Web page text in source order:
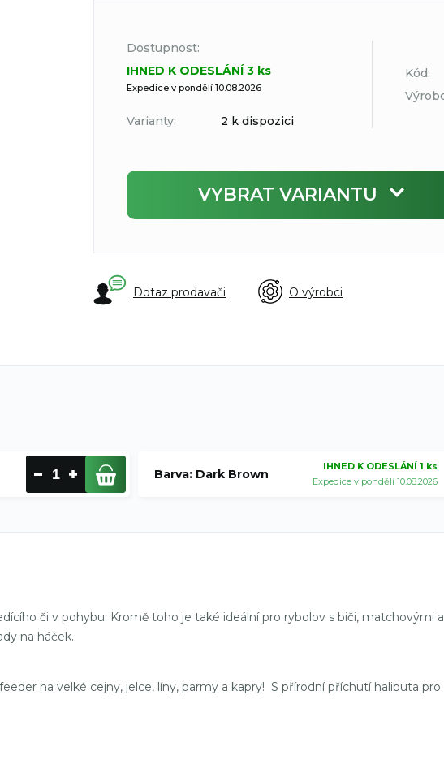
Dostupnost:
IHNED K ODESLÁNÍ 3 ks
Expedice v pondělí 10.08.2026
Varianty: 2 k dispozici
Kód:
VYBRAT VARIANTU
Dotaz prodavači O výrobci
Barva: Dark Brown
IHNED K ODESLÁNÍ 1 ks
Expedice v pondělí 10.08.2026
či v pohybu. Kromě toho je také ideální pro rybolov s biči, matchovými
na háček.
na velké cejny, jelce, líny, parmy a kapry! S přírodní příchutí halibuta